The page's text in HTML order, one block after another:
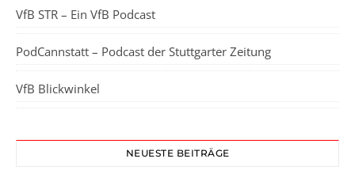
VfB STR – Ein VfB Podcast
PodCannstatt – Podcast der Stuttgarter Zeitung
VfB Blickwinkel
NEUESTE BEITRÄGE